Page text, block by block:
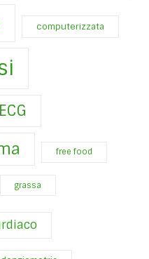
computerizzata
ECG
free food
grassa